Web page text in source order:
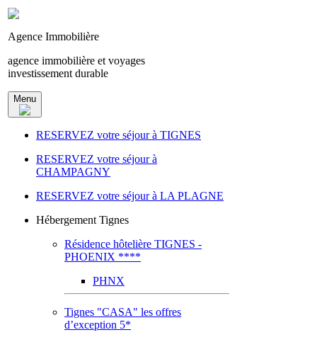
Agence Immobilière
agence immobilière et voyages
investissement durable
Menu
RESERVEZ votre séjour à TIGNES
RESERVEZ votre séjour à
CHAMPAGNY
RESERVEZ votre séjour à LA PLAGNE
Hébergement Tignes
Résidence hôtelière TIGNES -
PHOENIX ****
PHNX
Tignes "CASA" les offres
d’exception 5*